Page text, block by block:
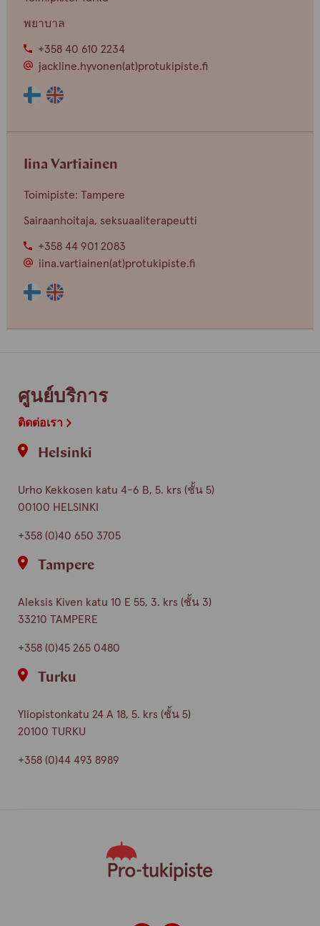
พยาบาล
+358 40 610 2234
jackline.hyvonen(at)protukipiste.fi
Henkilön
kieli
Henkilön
kieli
Iina Vartiainen
Toimipiste: Tampere
Sairaanhoitaja, seksuaaliterapeutti
+358 44 901 2083
iina.vartiainen(at)protukipiste.fi
Henkilön
kieli
Henkilön
kieli
ศูนย์บริการ
ติดต่อเรา
Helsinki
Urho Kekkosen katu 4-6 B, 5. krs (ชั้น 5)
00100 HELSINKI
+358 (0)40 650 3705
Tampere
Aleksis Kiven katu 10 E 55, 3. krs (ชั้น 3)
33210 TAMPERE
+358 (0)45 265 0480
Turku
Yliopistonkatu 24 A 18, 5. krs (ชั้น 5)
20100 TURKU
+358 (0)44 493 8989